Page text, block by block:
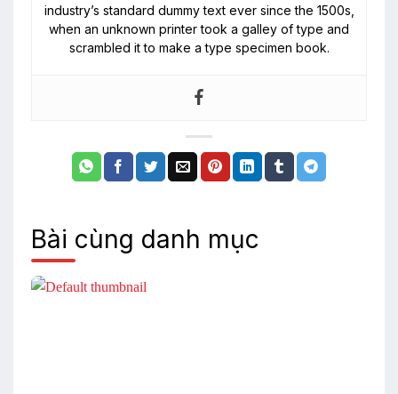
industry’s standard dummy text ever since the 1500s,
when an unknown printer took a galley of type and
scrambled it to make a type specimen book.
Bài cùng danh mục